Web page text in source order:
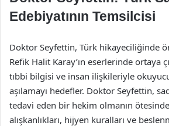
Edebiyatının Temsilcisi
Doktor Seyfettin, Türk hikayeciliğinde
Refik Halit Karay’ın eserlerinde ortaya
tıbbi bilgisi ve insan ilişkileriyle
aşılamayı hedefler. Doktor Seyfettin,
tedavi eden bir hekim olmanın
alışkanlıkları, hijyen kuralları ve